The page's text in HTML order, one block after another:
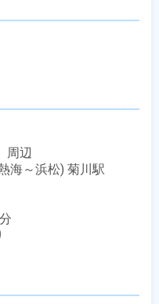
周辺
海～浜松) 菊川駅